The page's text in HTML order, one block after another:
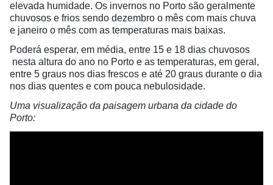
elevada humidade. Os invernos no Porto são geralmente
chuvosos e frios sendo dezembro o mês com mais chuva
e janeiro o mês com as temperaturas mais baixas.
Poderá esperar, em média, entre 15 e 18 dias chuvosos
nesta altura do ano no Porto e as temperaturas, em geral,
entre 5 graus nos dias frescos e até 20 graus durante o dia
nos dias quentes e com pouca nebulosidade.
Uma visualização da paisagem urbana da cidade do
Porto: